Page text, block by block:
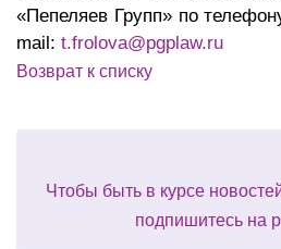
«Пепеляев Групп» по
mail: t.frolova@pgplaw.ru
Возврат к списку
Чтобы быть в курсе
подпишитесь на